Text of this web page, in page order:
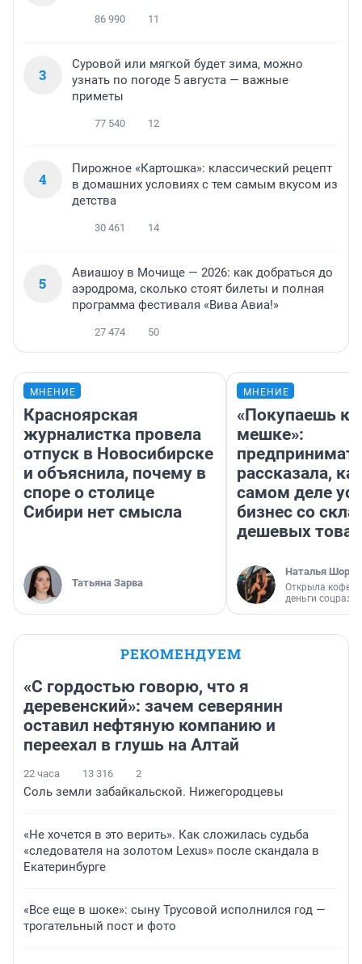
86 990 11
3
Суровой или мягкой будет зима, можно
узнать по погоде 5 августа — важные
приметы
77 540 12
4
Пирожное «Картошка»: классический рецепт
в домашних условиях с тем самым вкусом из
детства
30 461 14
5
Авиашоу в Мочище — 2026: как добраться до
аэродрома, сколько стоят билеты и полная
программа фестиваля «Вива Авиа!»
27 474 50
МНЕНИЕ
Красноярская
журналистка провела
отпуск в Новосибирске
и объяснила, почему в
споре о столице
Сибири нет смысла
Татьяна Зарва
МНЕНИЕ
«Покупаешь
мешке»:
рассказала,
самом деле
бизнес со
дешевых
Наталья
Открыла
деньги
РЕКОМЕНДУЕМ
«С гордостью говорю, что я
деревенский»: зачем северянин
оставил нефтяную компанию и
переехал в глушь на Алтай
22 часа 13 316 2
Соль земли забайкальской. Нижегородцевы
«Не хочется в это верить». Как сложилась судьба
«следователя на золотом Lexus» после скандала в
Екатеринбурге
«Все еще в шоке»: сыну Трусовой исполнился год —
трогательный пост и фото